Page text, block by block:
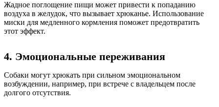
Жадное поглощение пищи может привести к попаданию
воздуха в желудок, что вызывает хрюканье. Использование
миски для медленного кормления поможет предотвратить
этот эффект.
4. Эмоциональные переживания
Собаки могут хрюкать при сильном эмоциональном
возбуждении, например, при встрече с владельцем после
долгого отсутствия.